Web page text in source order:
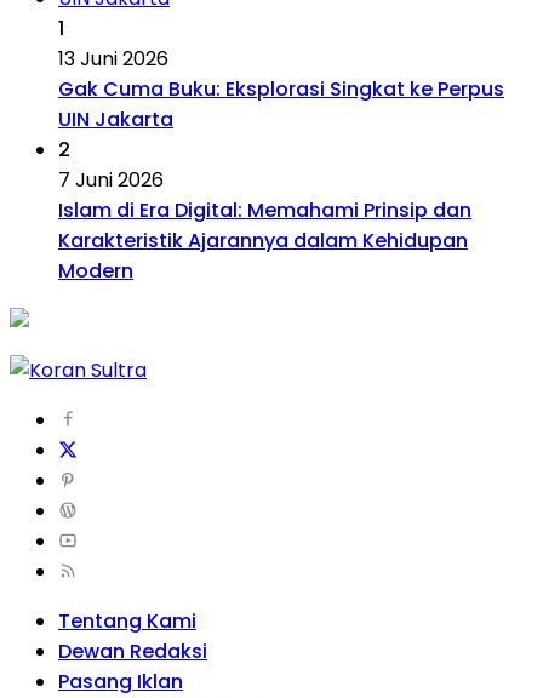
1
13 Juni 2026
Gak Cuma Buku: Eksplorasi Singkat ke Perpus
UIN Jakarta
2
7 Juni 2026
Islam di Era Digital: Memahami Prinsip dan
Karakteristik Ajarannya dalam Kehidupan
Modern
Tentang Kami
Dewan Redaksi
Pasang Iklan